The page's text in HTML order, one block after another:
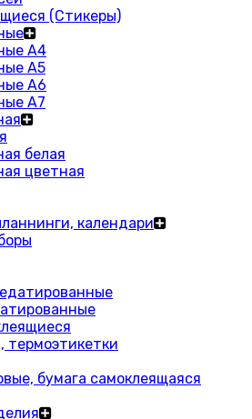
(Стикеры)
A4
A5
A6
A7
белая
цветная
календари
термоэтикетки
бумага самоклеящаяся